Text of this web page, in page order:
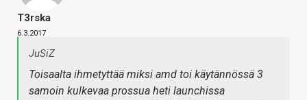
T3rska
6.3.2017
JuSiZ
Toisaalta ihmetyttää miksi amd toi käytännössä 3
samoin kulkevaa prossua heti launchissa